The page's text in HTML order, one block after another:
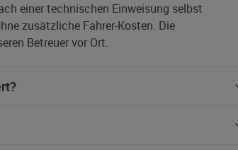
einer technischen Einweisung selbst
zusätzliche Fahrer-Kosten. Die
Betreuer vor Ort.